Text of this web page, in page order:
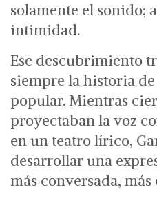
solamente el sonido;
intimidad.
Ese descubrimiento
siempre la historia
popular.Mientras
proyectaban la voz
en un teatro lírico,
desarrollar una
más conversada,